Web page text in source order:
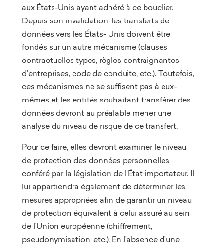
aux États-Unis ayant adhéré à ce bouclier.
Depuis son invalidation, les transferts de
données vers les États- Unis doivent être
fondés sur un autre mécanisme (clauses
contractuelles types, règles contraignantes
d’entreprises, code de conduite, etc.). Toutefois,
ces mécanismes ne se suffisent pas à eux-
mêmes et les entités souhaitant transférer des
données devront au préalable mener une
analyse du niveau de risque de ce transfert.
Pour ce faire, elles devront examiner le niveau
de protection des données personnelles
conféré par la législation de l’État importateur. Il
lui appartiendra également de déterminer les
mesures appropriées afin de garantir un niveau
de protection équivalent à celui assuré au sein
de l’Union européenne (chiffrement,
pseudonymisation, etc.). En l’absence d’une